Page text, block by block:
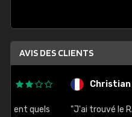
AVIS DES CLIENTS
Christian
"J'ai trouvé le RAL précis